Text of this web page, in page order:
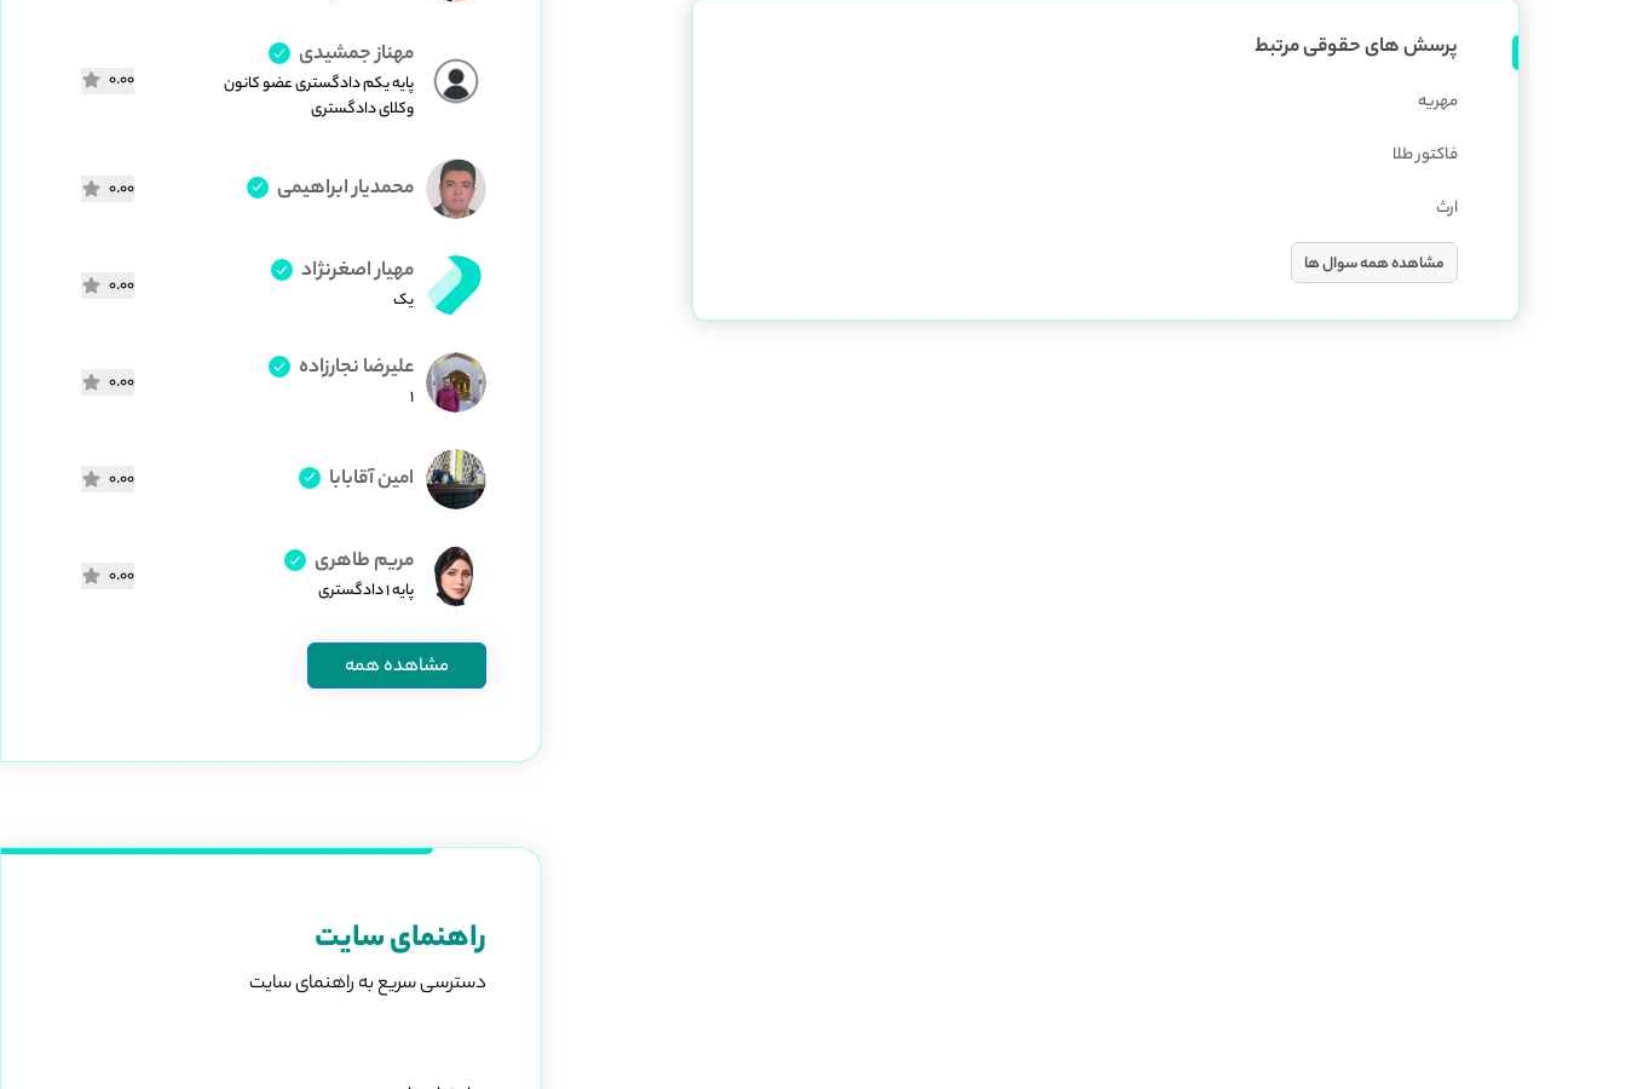
پرسش های حقوقی مرتبط
مهریه
فاکتور طلا
ارث
مشاهده همه سوال ها
مهناز جمشیدی
پایه یکم دادگستری عضو کانون
وکلای دادگستری
0.00
محمدیار ابراهیمی 0.00
مهیار اصغرنژاد
یک
0.00
علیرضا نجارزاده
1
0.00
امین آقابابا 0.00
مریم طاهری
پایه ۱ دادگستری
0.00
مشاهده همه
راهنمای سایت
دسترسی سریع به راهنمای سایت